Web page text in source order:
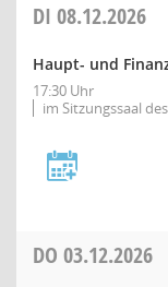
DI 08.12.2026
Haupt- und
17:30 Uhr
im Sitzungssaal
DO 03.12.2026